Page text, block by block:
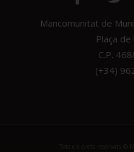
Mancomunitat de
Plaça de
C.P.
(+34)